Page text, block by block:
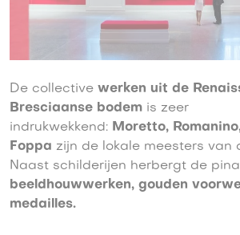
De collective werken uit de
Bresciaanse bodem is zeer
indrukwekkend: Moretto,
Foppa zijn de lokale meesters van
Naast schilderijen herbergt de
beeldhouwwerken, gouden
medailles.